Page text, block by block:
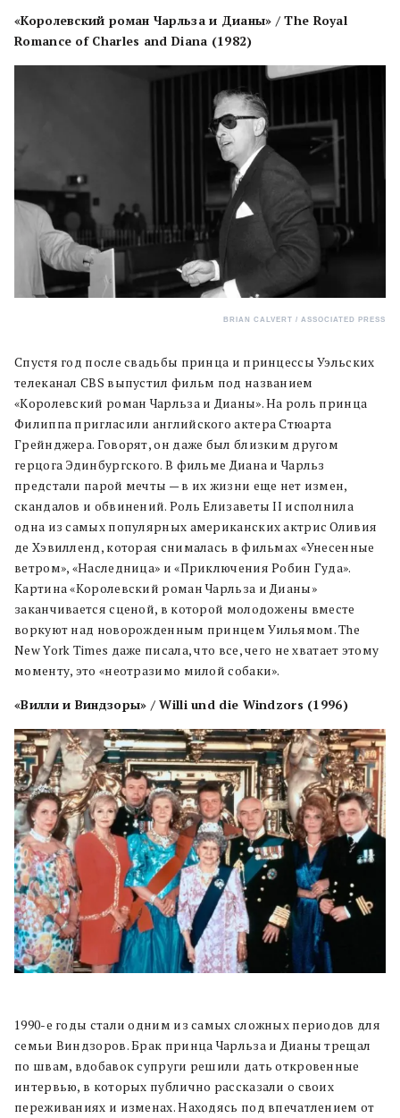
«Королевский роман Чарльза и Дианы» / The Royal
Romance of Charles and Diana (1982)
BRIAN CALVERT / ASSOCIATED PRESS
Спустя год после свадьбы принца и принцессы Уэльских
телеканал CBS выпустил фильм под названием
«Королевский роман Чарльза и Дианы». На роль принца
Филиппа пригласили английского актера Стюарта
Грейнджера. Говорят, он даже был близким другом
герцога Эдинбургского. В фильме Диана и Чарльз
предстали парой мечты — в их жизни еще нет измен,
скандалов и обвинений. Роль Елизаветы II исполнила
одна из самых популярных американских актрис Оливия
де Хэвилленд, которая снималась в фильмах «Унесенные
ветром», «Наследница» и «Приключения Робин Гуда».
Картина «Королевский роман Чарльза и Дианы»
заканчивается сценой, в которой молодожены вместе
воркуют над новорожденным принцем Уильямом. The
New York Times даже писала, что все, чего не хватает этому
моменту, это «неотразимо милой собаки».
«Вилли и Виндзоры» / Willi und die Windzors (1996)
1990-е годы стали одним из самых сложных периодов для
семьи Виндзоров. Брак принца Чарльза и Дианы трещал
по швам, вдобавок супруги решили дать откровенные
интервью, в которых публично рассказали о своих
переживаниях и изменах. Находясь под впечатлением от